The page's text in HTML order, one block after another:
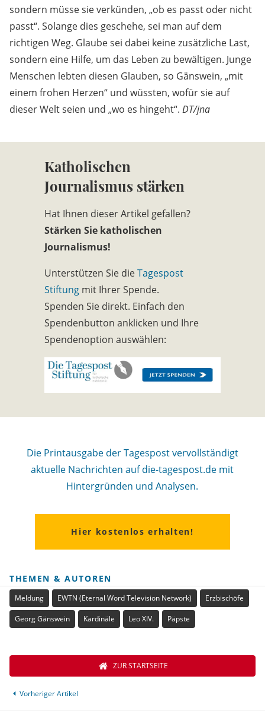
sondern müsse sie verkünden, „ob es passt oder nicht
passt“. Solange dies geschehe, sei man auf dem
richtigen Weg. Glaube sei dabei keine zusätzliche Last,
sondern eine Hilfe, um das Leben zu bewältigen. Junge
Menschen lebten diesen Glauben, so Gänswein, „mit
einem frohen Herzen“ und wüssten, wofür sie auf
dieser Welt seien und „wo es hingeht“. DT/jna
Katholischen
Journalismus stärken
Hat Ihnen dieser Artikel gefallen?
Stärken Sie katholischen
Journalismus!
Unterstützen Sie dieTagespost
Stiftung mit Ihrer Spende.
Spenden Sie direkt. Einfach den
Spendenbutton anklicken und Ihre
Spendenoption auswählen:
Die Printausgabe der Tagespost vervollständigt
aktuelle Nachrichten auf die-tagespost.de mit
Hintergründen und Analysen.
Hier kostenlos erhalten!
THEMEN & AUTOREN
Meldung EWTN (Eternal Word Television Network) Erzbischöfe
Georg Gänswein Kardinäle Leo XIV. Päpste
Vorheriger Artikel
ZUR STARTSEITE